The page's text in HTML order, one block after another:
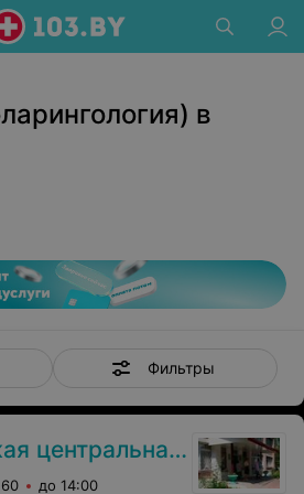
в
Фильтры
районная больница
до 14:00